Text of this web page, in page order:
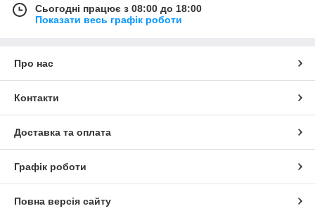
Сьогодні працює з 08:00 до 18:00
Показати весь графік роботи
Про нас
Контакти
Доставка та оплата
Графік роботи
Повна версія сайту